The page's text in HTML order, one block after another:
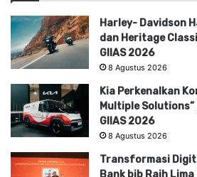
Harley- Davidson
dan Heritage
GIIAS 2026
8 Agustus 2026
Kia Perkenalkan
Multiple Solutions”
GIIAS 2026
8 Agustus 2026
Transformasi
Bank bjb Raih